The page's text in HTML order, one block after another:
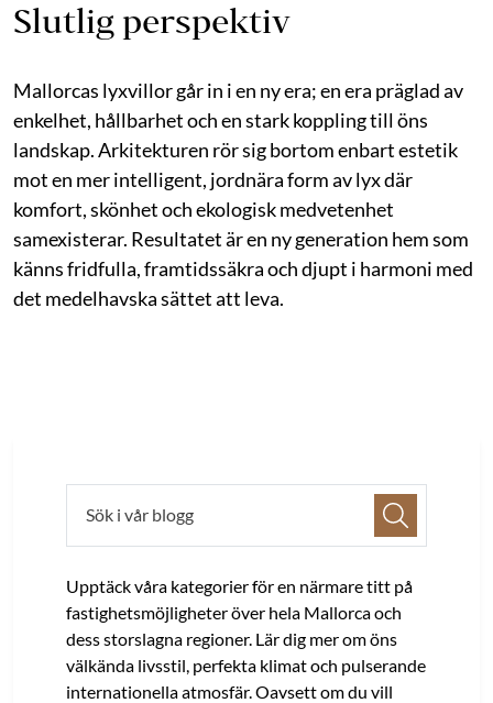
Slutlig perspektiv
Mallorcas lyxvillor går in i en ny era; en era präglad av
enkelhet, hållbarhet och en stark koppling till öns
landskap. Arkitekturen rör sig bortom enbart estetik
mot en mer intelligent, jordnära form av lyx där
komfort, skönhet och ekologisk medvetenhet
samexisterar. Resultatet är en ny generation hem som
känns fridfulla, framtidssäkra och djupt i harmoni med
det medelhavska sättet att leva.
Upptäck våra kategorier för en närmare titt på
fastighetsmöjligheter över hela Mallorca och
dess storslagna regioner. Lär dig mer om öns
välkända livsstil, perfekta klimat och pulserande
internationella atmosfär. Oavsett om du vill